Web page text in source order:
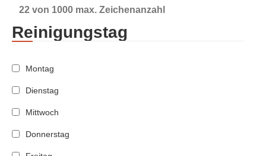
22 von 1000 max. Zeichenanzahl
Reinigungstag
Montag
Dienstag
Mittwoch
Donnerstag